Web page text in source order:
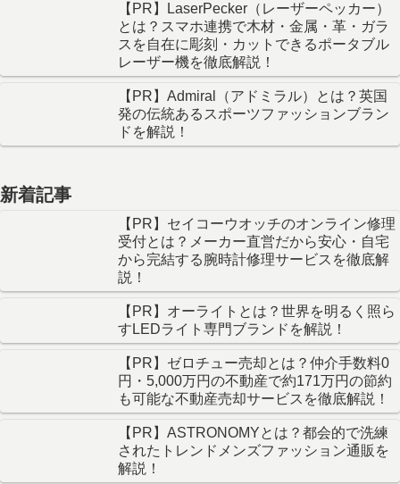
【PR】LaserPecker（レーザーペッカー）
とは？スマホ連携で木材・金属・革・ガラ
スを自在に彫刻・カットできるポータブル
レーザー機を徹底解説！
【PR】Admiral（アドミラル）とは？英国
発の伝統あるスポーツファッションブラン
ドを解説！
新着記事
【PR】セイコーウオッチのオンライン修理
受付とは？メーカー直営だから安心・自宅
から完結する腕時計修理サービスを徹底解
説！
【PR】オーライトとは？世界を明るく照ら
すLEDライト専門ブランドを解説！
【PR】ゼロチュー売却とは？仲介手数料0
円・5,000万円の不動産で約171万円の節約
も可能な不動産売却サービスを徹底解説！
【PR】ASTRONOMYとは？都会的で洗練
されたトレンドメンズファッション通販を
解説！